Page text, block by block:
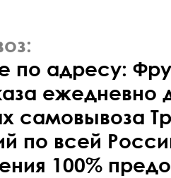
по адресу:
ежедневно
самовывоза
по всей
100%